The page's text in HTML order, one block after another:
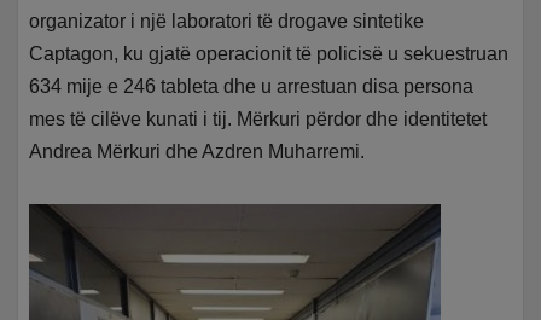
organizator i një laboratori të drogave sintetike
Captagon, ku gjatë operacionit të policisë u sekuestruan
634 mije e 246 tableta dhe u arrestuan disa persona
mes të cilëve kunati i tij. Mërkuri përdor dhe identitetet
Andrea Mërkuri dhe Azdren Muharremi.